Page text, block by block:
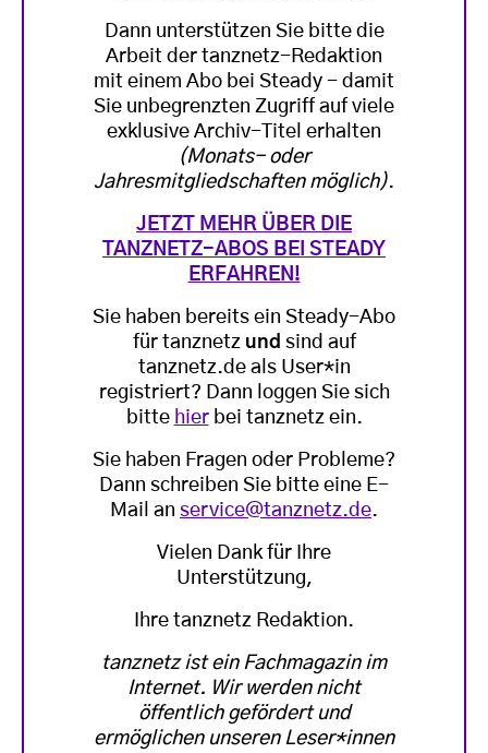
Dann unterstützen Sie bitte die
Arbeit der tanznetz-Redaktion
mit einem Abo bei Steady - damit
Sie unbegrenzten Zugriff auf viele
exklusive Archiv-Titel erhalten
(Monats- oder
Jahresmitgliedschaften möglich).
JETZT MEHR ÜBER DIE
TANZNETZ-ABOS BEI STEADY
ERFAHREN!
Sie haben bereits ein Steady-Abo
für tanznetz und sind auf
tanznetz.de als User*in
registriert? Dann loggen Sie sich
bitte hierbei tanznetz ein.
Sie haben Fragen oder Probleme?
Dann schreiben Sie bitte eine E-
Mail an service@tanznetz.de.
Vielen Dank für Ihre
Unterstützung,
Ihre tanznetz Redaktion.
tanznetz ist ein Fachmagazin im
Internet. Wir werden nicht
öffentlich gefördert und
ermöglichen unseren Leser*innen